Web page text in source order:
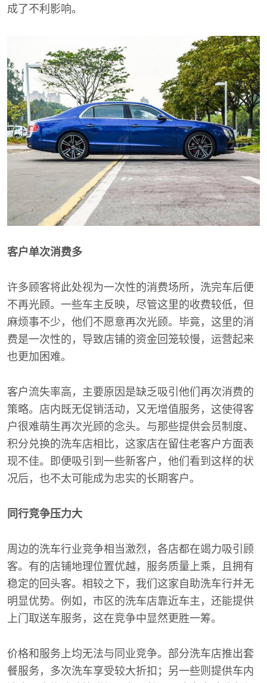
成了不利影响。
客户单次消费多
许多顾客将此处视为一次性的消费场所，洗完车后便
不再光顾。一些车主反映，尽管这里的收费较低，但
麻烦事不少，他们不愿意再次光顾。毕竟，这里的消
费是一次性的，导致店铺的资金回笼较慢，运营起来
也更加困难。
客户流失率高，主要原因是缺乏吸引他们再次消费的
策略。店内既无促销活动，又无增值服务，这使得客
户很难萌生再次光顾的念头。与那些提供会员制度、
积分兑换的洗车店相比，这家店在留住老客户方面表
现不佳。即便吸引到一些新客户，他们看到这样的状
况后，也不太可能成为忠实的长期客户。
同行竞争压力大
周边的洗车行业竞争相当激烈，各店都在竭力吸引顾
客。有的店铺地理位置优越，服务质量上乘，且拥有
稳定的回头客。相较之下，我们这家自助洗车行并无
明显优势。例如，市区的洗车店靠近车主，还能提供
上门取送车服务，这在竞争中显然更胜一筹。
价格和服务上均无法与同业竞争。部分洗车店推出套
餐服务，多次洗车享受较大折扣；另一些则提供车内